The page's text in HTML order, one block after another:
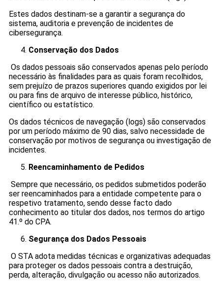
Estes dados destinam-se a garantir a segurança do
sistema, auditoria e prevenção de incidentes de
cibersegurança.
Conservação dos Dados
Os dados pessoais são conservados apenas pelo período
necessário às finalidades para as quais foram recolhidos,
sem prejuízo de prazos superiores quando exigidos por lei
ou para fins de arquivo de interesse público, histórico,
científico ou estatístico.
Os dados técnicos de navegação (logs) são conservados
por um período máximo de 90 dias, salvo necessidade de
conservação por motivos de segurança ou investigação de
incidentes.
Reencaminhamento de Pedidos
Sempre que necessário, os pedidos submetidos poderão
ser reencaminhados para a entidade competente para o
respetivo tratamento, sendo desse facto dado
conhecimento ao titular dos dados, nos termos do artigo
41.º do CPA.
Segurança dos Dados Pessoais
O STA adota medidas técnicas e organizativas adequadas
para proteger os dados pessoais contra a destruição,
perda, alteração, divulgação ou acesso não autorizados.